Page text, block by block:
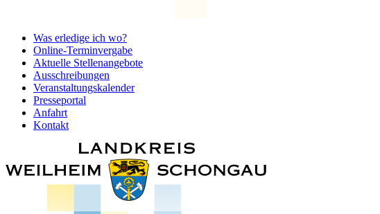
Was erledige ich wo?
Online-Terminvergabe
Aktuelle Stellenangebote
Ausschreibungen
Veranstaltungskalender
Presseportal
Anfahrt
Kontakt